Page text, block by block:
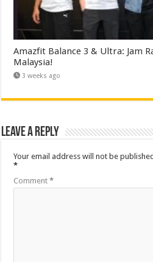
Amazfit Balance 3 & Ultra: Jam
Malaysia!
3 weeks ago
Leave a Reply
Your email address will not be
*
Comment*